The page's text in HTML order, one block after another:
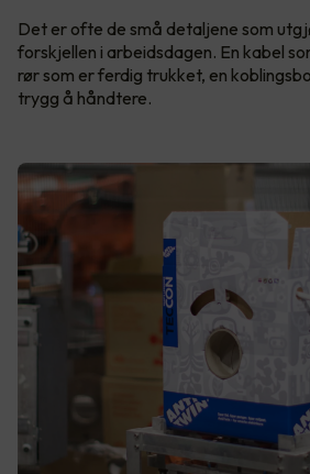
Det er ofte de små detaljene som
forskjellen i arbeidsdagen. En kabel
rør som er ferdig trukket, en
trygg å håndtere.